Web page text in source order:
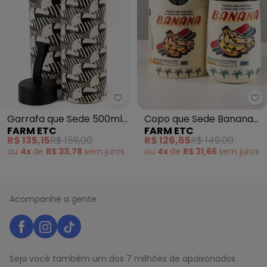
Farm Etc - Garrafa que Sede
Garrafa que Sede 500ml
Bico de Tucano (Preto)
FARM ETC
R$ 135,15R$ 159,00
ou 4x de R$ 33,78 sem juros
Copo que Sede Banana
da Feira (Off White)
FARM ETC
R$ 126,65R$ 149,00
ou 4x de R$ 31,66 sem juros
Acompanhe a gente
Seja você também um dos 7 milhões de apaixonados